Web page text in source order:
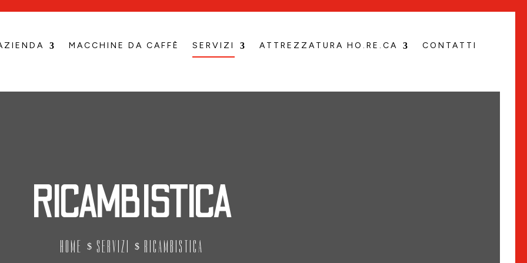
MACCHINE DA CAFFÈ SERVIZI ATTREZZATURA HO.RE.CA CONTATTI
RICAMBISTICA
HOME $ SERVIZI $ RICAMBISTICA